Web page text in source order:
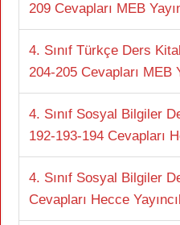
209 Cevapları MEB
4. Sınıf Türkçe Ders
204-205 Cevapları MEB
4. Sınıf Sosyal Bilgiler
192-193-194 Cevapları
4. Sınıf Sosyal Bilgiler
Cevapları Hecce